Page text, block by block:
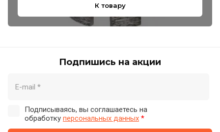
К товару
Подпишись на акции
Подписываясь, вы соглашаетесь на
обработку персональных данных *